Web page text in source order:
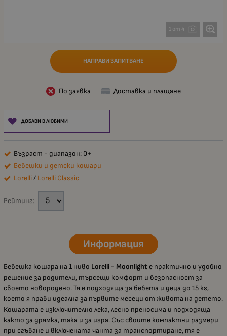
1 от 4
НАПРАВИ ЗАПИТВАНЕ
По заявка Доставка и плащане
ДОБАВИ В ЛЮБИМИ
Възраст - диапазон: 0+
Бебешки и детски кошари
Lorelli/ Lorelli Classic
Рейтинг:
Информация
Бебешка кошара на 1 ниво Lorelli - Moonlight е практично и удобно
решение за родители, търсещи комфорт и безопасност за
своето новородено. Тя е подходяща за бебета и деца до 15 кг,
което я прави идеална за първите месеци от живота на детето.
Кошарата е изключително лека, лесно преносима и подходяща
както за дрямка, така и за игра. Със своите компактни размери
при сгъване и включената чанта за транспортиране, тя е